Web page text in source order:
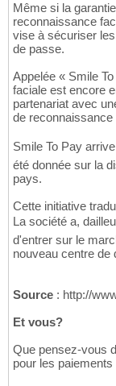
Même si la
reconnaissance
vise à sécuriser
de passe.
Appelée « Smile
faciale est encore
partenariat avec
de
Smile To Pay
été donnée sur la
pays.
Cette initiative
La société a,
d'entrer sur le
nouveau centre de
Source : http://
Et vous?
Que pensez-vous
pour les